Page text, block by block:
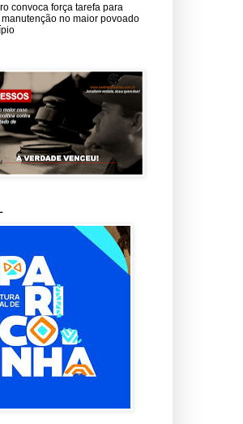
convoca força tarefa para
no maior povoado